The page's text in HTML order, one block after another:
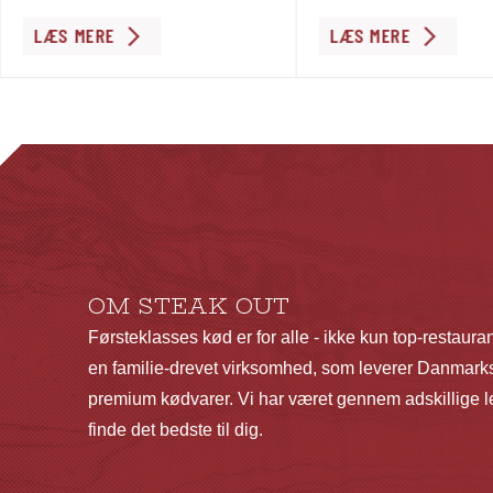
Dette
varianter.
Mulighederne
kan
vælges
på
varesiden
LÆS MERE
Dette
LÆS MERE
OM STEAK OUT
Førsteklasses kød er for alle - ikke kun top-
en familie-drevet virksomhed, som leverer
premium kødvarer. Vi har været gennem adskillige
finde det bedste til dig.